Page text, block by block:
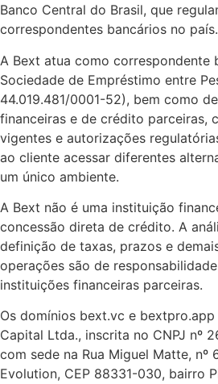
Banco Central do Brasil, que
correspondentes bancários no país.
A Bext atua como correspondente
Sociedade de Empréstimo entre
44.019.481/0001-52), bem como
financeiras e de crédito parceiras,
vigentes e autorizações
ao cliente acessar diferentes
um único ambiente.
A Bext não é uma instituição
concessão direta de crédito. A
definição de taxas, prazos e
operações são de
instituições financeiras parceiras.
Os domínios bext.vc e
Capital Ltda., inscrita no CNPJ nº
com sede na Rua Miguel Matte, nº
Evolution, CEP 88331-030, bairro